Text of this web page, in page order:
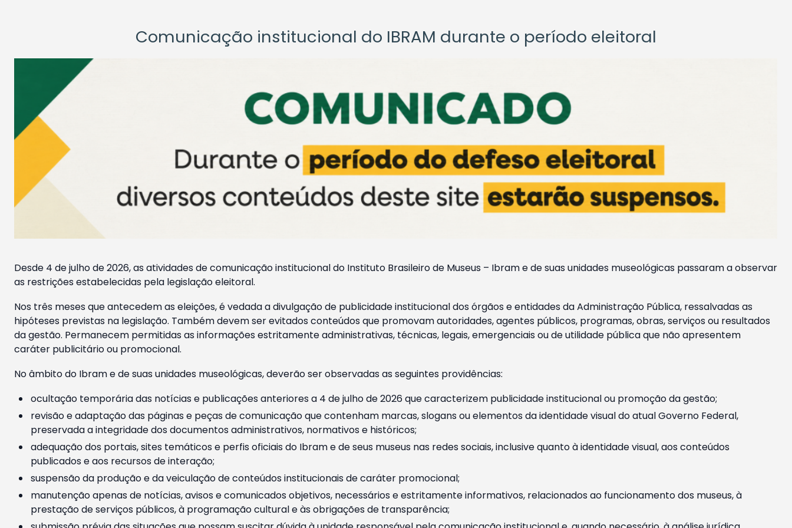
Comunicação institucional do IBRAM durante o período eleitoral
Desde 4 de julho de 2026, as atividades de comunicação institucional do Instituto Brasileiro de Museus – Ibram e de suas unidades museológicas passaram a observar
as restrições estabelecidas pela legislação eleitoral.
Nos três meses que antecedem as eleições, é vedada a divulgação de publicidade institucional dos órgãos e entidades da Administração Pública, ressalvadas as
hipóteses previstas na legislação. Também devem ser evitados conteúdos que promovam autoridades, agentes públicos, programas, obras, serviços ou resultados
da gestão. Permanecem permitidas as informações estritamente administrativas, técnicas, legais, emergenciais ou de utilidade pública que não apresentem
caráter publicitário ou promocional.
No âmbito do Ibram e de suas unidades museológicas, deverão ser observadas as seguintes providências:
ocultação temporária das notícias e publicações anteriores a 4 de julho de 2026 que caracterizem publicidade institucional ou promoção da gestão;
revisão e adaptação das páginas e peças de comunicação que contenham marcas, slogans ou elementos da identidade visual do atual Governo Federal,
preservada a integridade dos documentos administrativos, normativos e históricos;
adequação dos portais, sites temáticos e perfis oficiais do Ibram e de seus museus nas redes sociais, inclusive quanto à identidade visual, aos conteúdos
publicados e aos recursos de interação;
suspensão da produção e da veiculação de conteúdos institucionais de caráter promocional;
manutenção apenas de notícias, avisos e comunicados objetivos, necessários e estritamente informativos, relacionados ao funcionamento dos museus, à
prestação de serviços públicos, à programação cultural e às obrigações de transparência;